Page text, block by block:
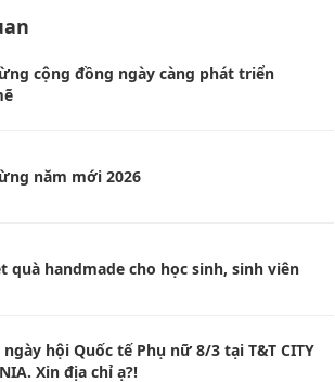
cộng đồng ngày càng phát triển
năm mới 2026
quà handmade cho học sinh, sinh viên
ngày hội Quốc tế Phụ nữ 8/3 tại T&T CITY
Xin địa chỉ ạ?!